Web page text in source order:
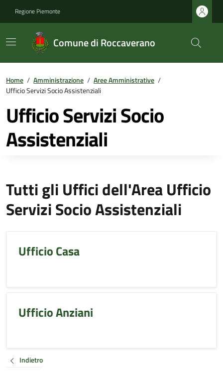
Regione Piemonte
Comune di Roccaverano
Home / Amministrazione / Aree Amministrative /
Ufficio Servizi Socio Assistenziali
Ufficio Servizi Socio
Assistenziali
Tutti gli Uffici dell'Area Ufficio
Servizi Socio Assistenziali
Ufficio Casa
Ufficio Anziani
Indietro